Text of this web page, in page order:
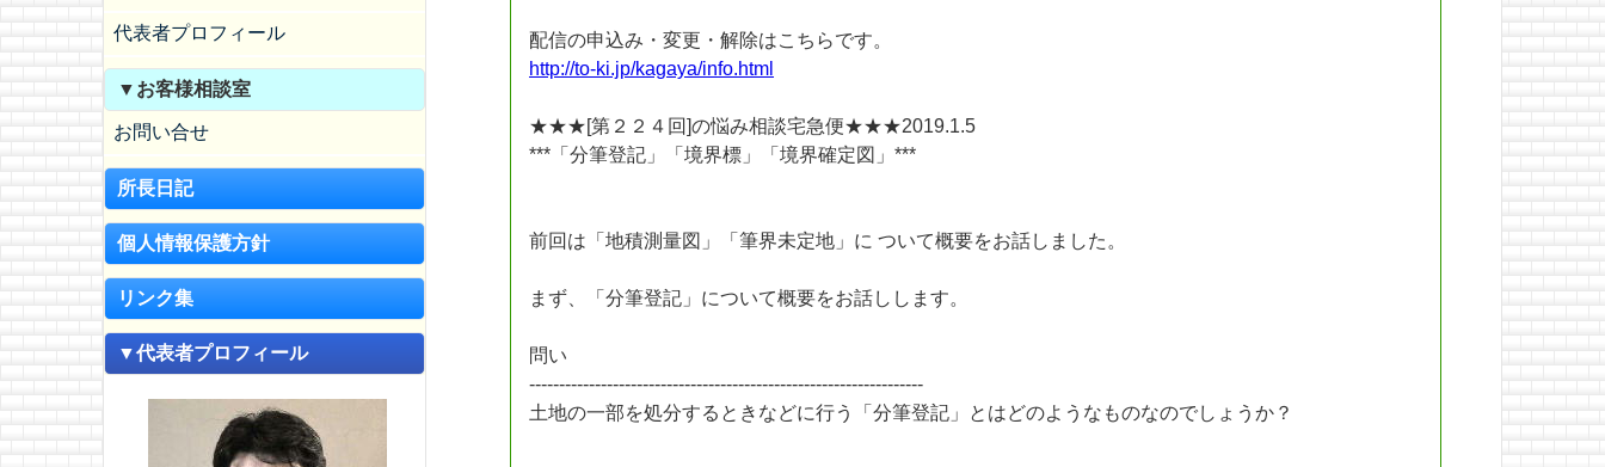
代表者プロフィール
▼お客様相談室
お問い合せ
所長日記
個人情報保護方針
リンク集
▼代表者プロフィール
配信の申込み・変更・解除はこちらです。
http://to-ki.jp/kagaya/info.html
★★★[第２２４回]の悩み相談宅急便★★★2019.1.5
***「分筆登記」「境界標」「境界確定図」***
前回は「地積測量図」「筆界未定地」に ついて概要をお話しました。
まず、「分筆登記」について概要をお話しします。
問い
------------------------------------------------------------------
土地の一部を処分するときなどに行う「分筆登記」とはどのようなものなのでしょうか？